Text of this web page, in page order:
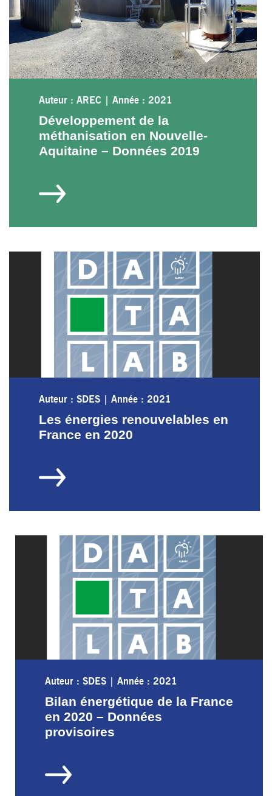
Auteur : AREC | Année : 2021
Développement de la
méthanisation en Nouvelle-
Aquitaine – Données 2019
Auteur : SDES | Année : 2021
Les énergies renouvelables en
France en 2020
Auteur : SDES | Année : 2021
Bilan énergétique de la France
en 2020 – Données
provisoires